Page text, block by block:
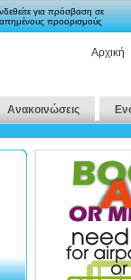
για πρόσβαση σε
προορισμούς
Αρχική
Ανακοινώσεις